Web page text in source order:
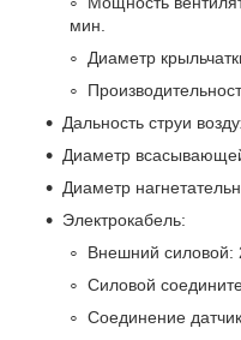
мин.
Диаметр
Дальность струи
Диаметр
Диаметр
Электрокабель:
Внешний силовой:
Силовой
Соединение